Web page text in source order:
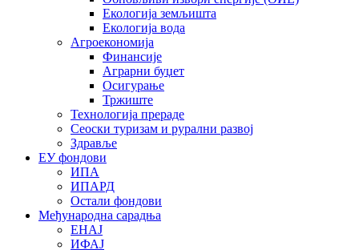
Екологија земљишта
Екологија вода
Агроекономија
Финансије
Аграрни буџет
Осигурање
Тржиште
Технологија прераде
Сеоски туризам и рурални развој
Здравље
ЕУ фондови
ИПА
ИПАРД
Остали фондови
Међународна сарадња
ЕНАЈ
ИФАЈ